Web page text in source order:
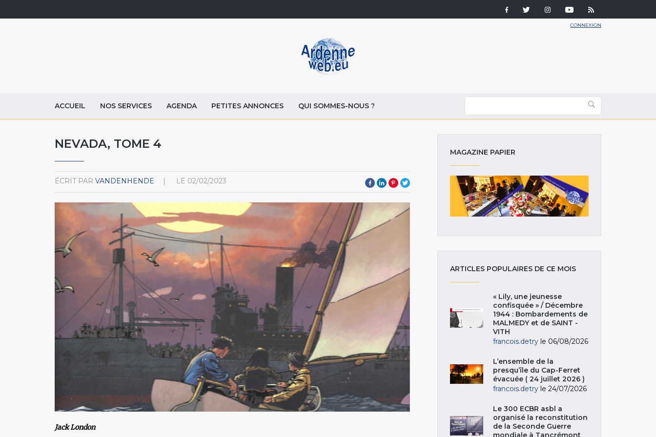
CONNEXION
ACCUEIL NOS SERVICES AGENDA PETITES ANNONCES QUI SOMMES-NOUS ?
NEVADA, TOME 4
ÉCRIT PAR VANDENHENDE LE 02/02/2023
Jack London
MAGAZINE PAPIER
ARTICLES POPULAIRES DE CE MOIS
« Lily, une jeunesse
confisquée » / Décembre
1944 : Bombardements de
MALMEDY et de SAINT -
VITH
francois.detry le 06/08/2026
L’ensemble de la
presqu’île du Cap-Ferret
évacuée ( 24 juillet 2026 )
francois.detry le 24/07/2026
Le 300 ECBR asbl a
organisé la reconstitution
de la Seconde Guerre
mondiale à Tancrémont